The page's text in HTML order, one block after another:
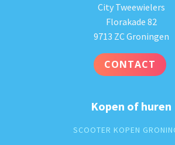
City Tweewielers
Florakade 82
9713 ZC Groningen
CONTACT
Kopen of huren
SCOOTER KOPEN